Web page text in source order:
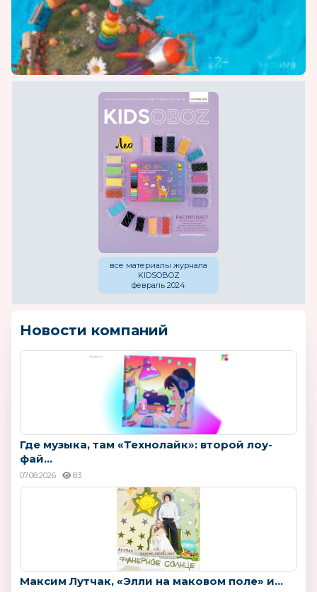
все материалы журнала
KIDSOBOZ
февраль 2024
Новости компаний
Где музыка, там «Технолайк»: второй лоу-
фай...
07.08.2026 83
Максим Лутчак, «Элли на маковом поле» и...